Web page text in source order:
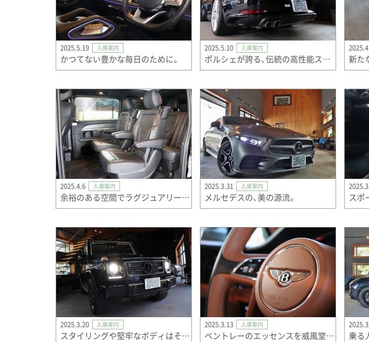
2025.5.19 入庫案内
かつてない豊かな毎日のために。
2025.5.10 入庫案内
ポルシェが誇る、伝統の高性能スポーツモデル。 新た
2025.4.6 入庫案内
余裕のある空間でラグジュアリーなカーライフを。
2025.3.31 入庫案内
メルセデスの、美の源流。
2025.3.20 入庫案内
スタイリングや堅牢なボディはそのままに進化しつづけた『Ｇクラス』
2025.3.13 入庫案内
ベントレーのエッセンスを威風堂々たるＳＵＶの形で具現化 乗る